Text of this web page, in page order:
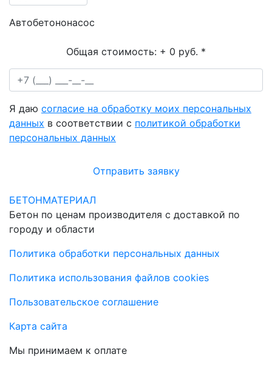
Автобетононасос
Общая стоимость: + 0 руб. *
Я даю согласие на обработку моих персональных
данных в соответствии с политикой обработки
персональных данных
Отправить заявку
БЕТОНМАТЕРИАЛ
Бетон по ценам производителя с доставкой по
городу и области
Политика обработки персональных данных
Политика использования файлов cookies
Пользовательское соглашение
Карта сайта
Мы принимаем к оплате